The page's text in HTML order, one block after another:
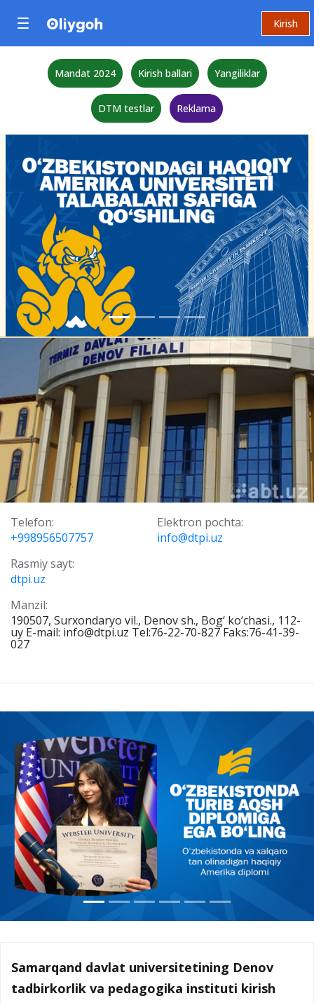
Kirish
Mandat 2024 Kirish ballari Yangiliklar
DTM testlar Reklama
Telefon:
+998956507757
Elektron pochta:
info@dtpi.uz
Rasmiy sayt:
dtpi.uz
Manzil:
190507, Surxondaryo vil., Denov sh., Bog‘ ko‘chasi., 112-
uy E-mail: info@dtpi.uz Tel:76-22-70-827 Faks:76-41-39-
027
Samarqand davlat universitetining Denov
tadbirkorlik va pedagogika instituti kirish